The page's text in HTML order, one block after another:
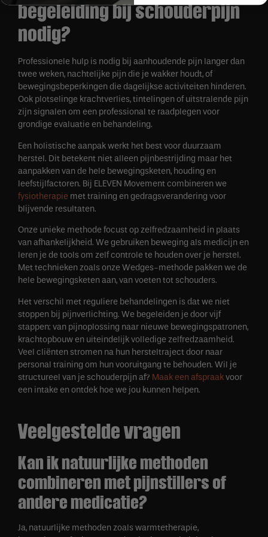
begeleiding bij schouderpijn
nodig?
Professionele hulp is nodig bij aanhoudende pijn langer dan
twee weken, nachtelijke pijn die je wakker houdt, of
bewegingsbeperkingen die dagelijkse activiteiten hinderen.
Ook plotselinge krachtverlies, tintelingen of uitstralende pijn
zijn signalen om een professional te raadplegen voor
grondige evaluatie en behandeling.
Een holistische aanpak werkt het best voor duurzaam
herstel. Dit betekent niet alleen pijnbestrijding maar het
aanpakken van de hele bewegingsketen, houding en
leefstijlfactoren. Bij ELEVEN Movement combineren we
fysiotherapie met training en gedragsverandering voor
blijvende resultaten.
Onze unieke methode focust op zelfredzaamheid in plaats
van afhankelijkheid. We gebruiken beweging als medicijn en
leren je de tools om zelf controle te houden over je herstel.
Met technieken zoals onze Wedges-methode pakken we de
hele bewegingsketen aan, van voeten tot schouders.
Het verschil met reguliere behandelingen is dat we niet
stoppen bij pijnverlichting. We begeleiden je door vijf
stappen: van pijnoplossing naar nieuwe bewegingspatronen,
krachtopbouw en uiteindelijk volledige zelfredzaamheid.
Veel cliënten stromen na hun hersteltraject door naar
personal training om hun vooruitgang te behouden. Wil je
structureel van je schouderpijn af? Maak een afspraakvoor
een intake en ontdek hoe we jou kunnen helpen.
Veelgestelde vragen
Kan ik natuurlijke methoden
combineren met pijnstillers of
andere medicatie?
Ja, natuurlijke methoden zoals warmtetherapie,